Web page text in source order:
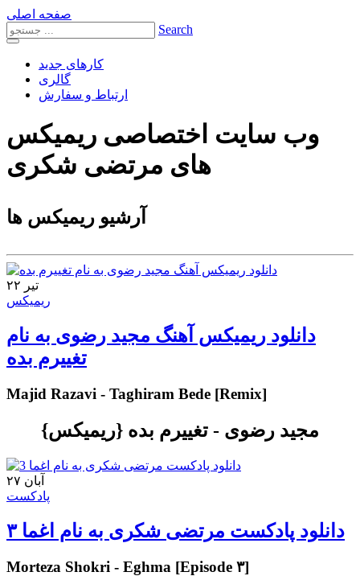
صفحه اصلی
Search
کارهای جدید
گالری
ارتباط و سفارش
وب سایت اختصاصی ریمیکس
های مرتضی شکری
آرشیو ریمیکس ها
۲۲ تیر
ریمیکس
دانلود ریمیکس آهنگ مجید رضوی به نام
تغییرم بده
Majid Razavi - Taghiram Bede [Remix]
مجید رضوی - تغییرم بده {ریمیکس}
۲۷ آبان
پادکست
دانلود پادکست مرتضی شکری به نام اغما ۳
Morteza Shokri - Eghma [Episode ۳]